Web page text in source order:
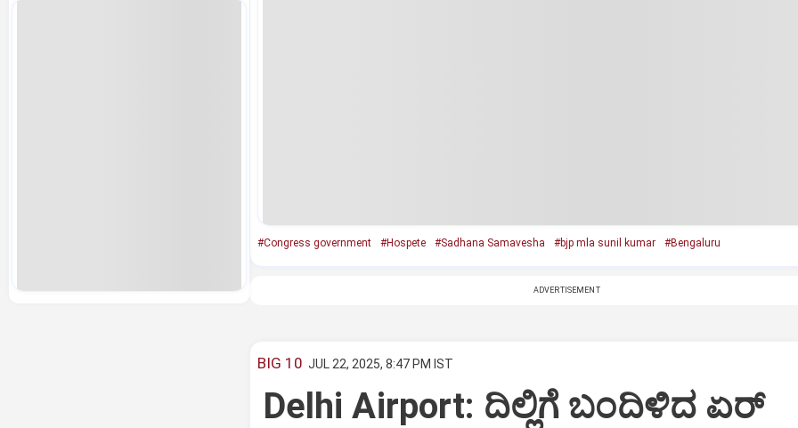
#Congress government #Hospete #Sadhana Samavesha #bjp mla sunil kumar #Bengaluru
ADVERTISEMENT
BIG 10 JUL 22, 2025, 8:47 PM IST
Delhi Airport: ದಿಲ್ಲಿಗೆ ಬಂದಿಳಿದ ಏರ್‌